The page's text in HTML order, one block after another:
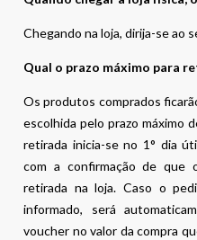
Chegando na loja, dirija-se ao
Qual o prazo máximo para
Os produtos comprados
escolhida pelo prazo máximo
retirada inicia-se no 1° dia
com a confirmação de que
retirada na loja. Caso o
informado, será
voucher no valor da compra